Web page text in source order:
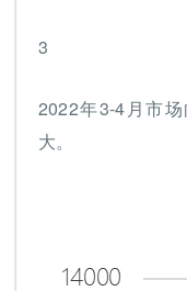
3
2022年3-4月市
大。